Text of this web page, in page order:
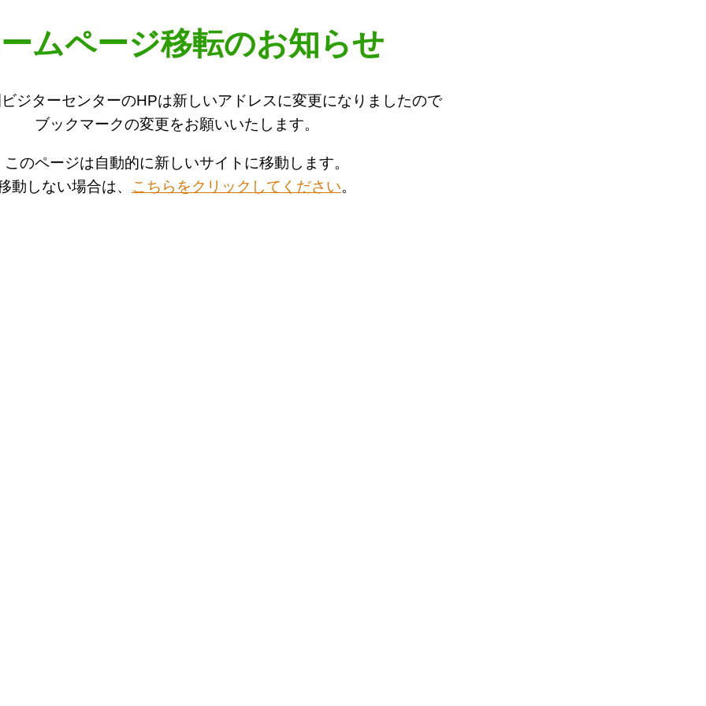
ムページ移転のお知らせ
ジターセンターのHPは新しいアドレスに変更になりましたので
ブックマークの変更をお願いいたします。
このページは自動的に新しいサイトに移動します。
動しない場合は、 こちらをクリックしてください。